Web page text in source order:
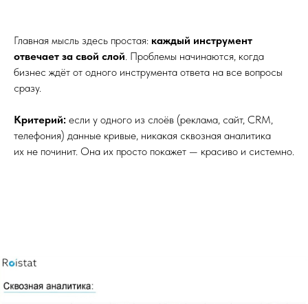
Главная мысль здесь простая: каждый инструмент
отвечает за свой слой . Проблемы начинаются, когда
бизнес ждёт от одного инструмента ответа на все вопросы
сразу.
Критерий: если у одного из слоёв (реклама, сайт, CRM,
телефония) данные кривые, никакая сквозная аналитика
их не починит. Она их просто покажет — красиво и системно.